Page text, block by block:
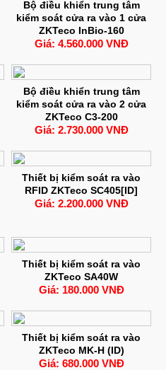
Bộ điều khiển trung tâm
kiểm soát cửa ra vào 1 cửa
ZKTeco InBio-160
Giá: 4.560.000 VNĐ
Bộ điều khiển trung tâm
kiểm soát cửa ra vào 2 cửa
ZKTeco C3-200
Giá: 2.730.000 VNĐ
Thiết bị kiểm soát ra vào
RFID ZKTeco SC405[ID]
Giá: 2.200.000 VNĐ
Thiết bị kiểm soát ra vào
ZKTeco SA40W
Giá: 180.000 VNĐ
Thiết bị kiểm soát ra vào
ZKTeco MK-H (ID)
Giá: 680.000 VNĐ